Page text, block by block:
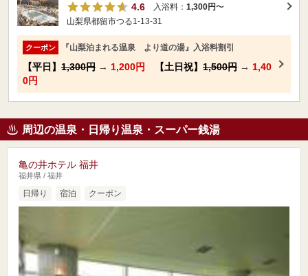
4.6 入浴料： 1,300円〜
山梨県都留市つる1-13-31
クーポン 『山梨泊まれる温泉 より道の湯』入浴料割引
【平日】 1,300円 → 1,200円 【土日祝】 1,500円 → 1,40
0円
周辺の温泉・日帰り温泉・スーパー銭湯
亀の井ホテル 福井
福井県 / 福井
日帰り 宿泊 クーポン